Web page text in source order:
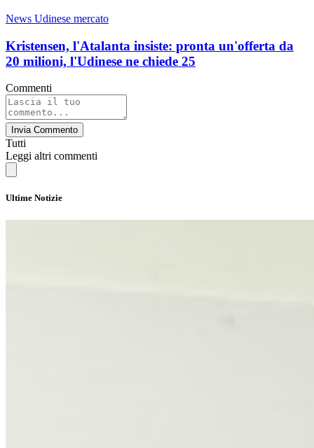
News Udinese mercato
Kristensen, l'Atalanta insiste: pronta un'offerta da
20 milioni, l'Udinese ne chiede 25
Commenti
Invia Commento
Tutti
Leggi altri commenti
Ultime Notizie